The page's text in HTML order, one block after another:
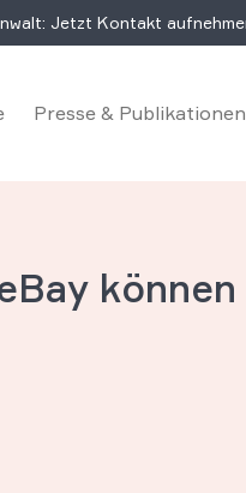
Jetzt Kontakt
Presse & Publikationen